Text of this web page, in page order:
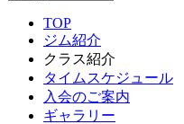
TOP
ジム紹介
クラス紹介
タイムスケジュール
入会のご案内
ギャラリー